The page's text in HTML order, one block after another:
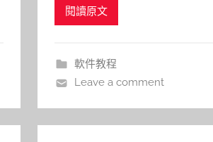
閱讀原文
軟件教程
Leave a comment